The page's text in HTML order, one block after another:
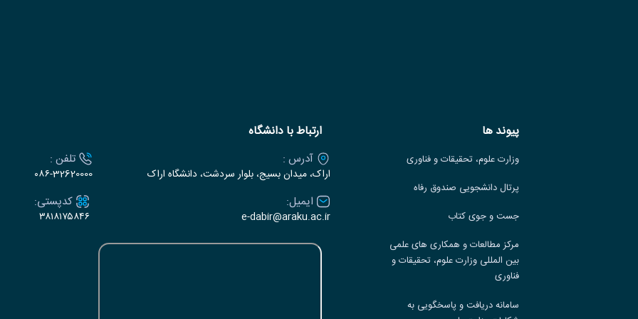
پیوند ها
وزارت علوم، تحقیقات و فناوری
پرتال دانشجویی صندوق رفاه
جست و جوی کتاب
مرکز مطالعات و همکاری های علمی
بین المللی وزارت علوم، تحقیقات و
فناوری
سامانه دریافت و پاسخگویی به
ارتباط با دانشگاه
آدرس :
اراک، میدان بسیج، بلوار سردشت، دانشگاه اراک
تلفن :
۰۸۶-32620000
ایمیل:
e-dabir@araku.ac.ir
کدپستی:
۳۸۱۸۱۷۵۸۴۶